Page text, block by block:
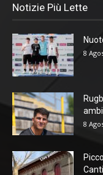
Notizie Più Lette
8
8